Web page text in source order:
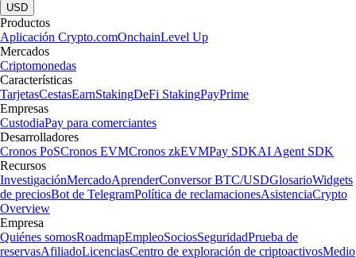
USD
Productos
Aplicación Crypto.comOnchainLevel Up
Mercados
Criptomonedas
Características
TarjetasCestasEarnStakingDeFi StakingPayPrime
Empresas
CustodiaPay para comerciantes
Desarrolladores
Cronos PoSCronos EVMCronos zkEVMPay SDKAI Agent SDK
Recursos
InvestigaciónMercadoAprenderConversor BTC/USDGlosarioWidgets
de preciosBot de TelegramPolítica de reclamacionesAsistenciaCrypto
Overview
Empresa
Quiénes somosRoadmapEmpleoSociosSeguridadPrueba de
reservasAfiliadoLicenciasCentro de exploración de criptoactivosMedio